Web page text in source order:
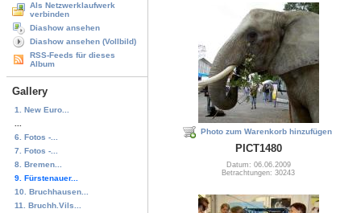
Als Netzwerklaufwerk
verbinden
Diashow ansehen
Diashow ansehen (Vollbild)
RSS-Feeds für dieses
Album
Gallery
1. New Euro...
6. Fotos -...
7. Fotos -...
8. Bremen...
9. Fürstenauer...
10. Bruchhausen...
11. Bruchh.Vils...
Photo zum Warenkorb hinzufügen
PICT1480
Datum: 06.06.2009
Betrachtungen: 30243